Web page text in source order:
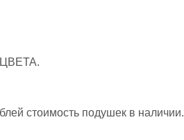
стоимость подушек в наличии.